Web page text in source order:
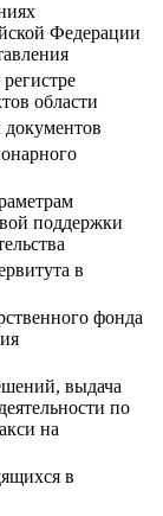
Федерации
области
поддержки
в
фонда
выдача
по
на
в